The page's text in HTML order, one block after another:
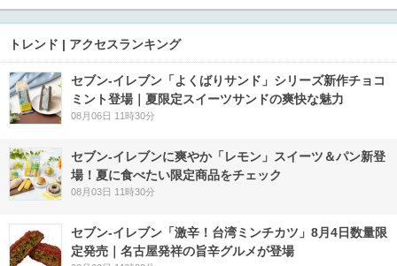
トレンド | アクセスランキング
セブン‐イレブン「よくばりサンド」シリーズ新作チョコ
ミント登場｜夏限定スイーツサンドの爽快な魅力
08月06日 11時30分
セブン‐イレブンに爽やか「レモン」スイーツ＆パン新登
場！夏に食べたい限定商品をチェック
08月03日 11時30分
セブン-イレブン「激辛！台湾ミンチカツ」8月4日数量限
定発売｜名古屋発祥の旨辛グルメが登場